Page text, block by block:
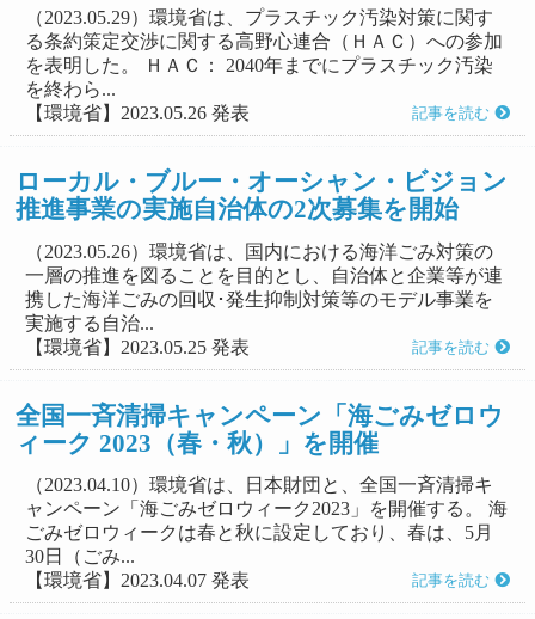
（2023.05.29）環境省は、プラスチック汚染対策に関す
る条約策定交渉に関する高野心連合（ＨＡＣ）への参加
を表明した。 ＨＡＣ： 2040年までにプラスチック汚染
を終わら...
【環境省】2023.05.26 発表
記事を読む
ローカル・ブルー・オーシャン・ビジョン
推進事業の実施自治体の2次募集を開始
（2023.05.26）環境省は、国内における海洋ごみ対策の
一層の推進を図ることを目的とし、自治体と企業等が連
携した海洋ごみの回収･発生抑制対策等のモデル事業を
実施する自治...
【環境省】2023.05.25 発表
記事を読む
全国一斉清掃キャンペーン「海ごみゼロウ
ィーク 2023（春・秋）」を開催
（2023.04.10）環境省は、日本財団と、全国一斉清掃キ
ャンペーン「海ごみゼロウィーク2023」を開催する。 海
ごみゼロウィークは春と秋に設定しており、春は、5月
30日（ごみ...
【環境省】2023.04.07 発表
記事を読む